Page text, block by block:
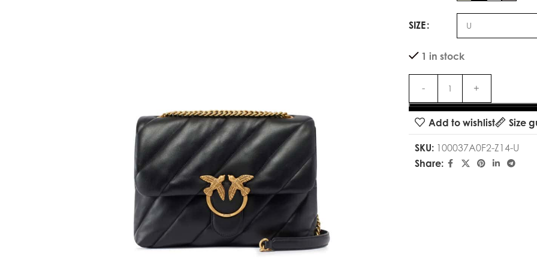
SIZE
1 in stock
Add to wishlist
Size
SKU: 100037A0F2-Z14-U
Share: